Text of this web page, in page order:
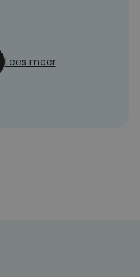
Lees meer